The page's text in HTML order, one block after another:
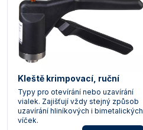
Kleště krimpovací, ruční
Typy pro otevírání nebo uzavírání
vialek. Zajišťují vždy stejný způsob
uzavírání hliníkových i bimetalických
víček.